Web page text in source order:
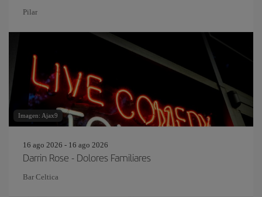
Pilar
Imagen: Ajax9
16 ago 2026 - 16 ago 2026
Darrin Rose - Dolores Familiares
Bar Celtica